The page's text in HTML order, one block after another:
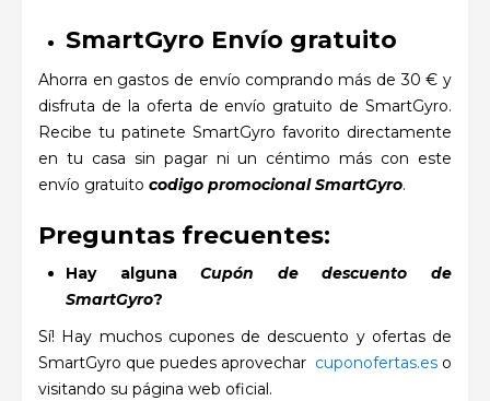
SmartGyro Envío gratuito
Ahorra en gastos de envío comprando más de 30 € y
disfruta de la oferta de envío gratuito de SmartGyro.
Recibe tu patinete SmartGyro favorito directamente
en tu casa sin pagar ni un céntimo más con este
envío gratuito codigo promocional SmartGyro.
Preguntas frecuentes:
Hay algunaCupón de descuento de
SmartGyro?
Sí! Hay muchos cupones de descuento y ofertas de
SmartGyro que puedes aprovechar cuponofertas.es o
visitando su página web oficial.